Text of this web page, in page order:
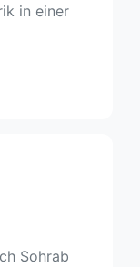
in einer
Sohrab